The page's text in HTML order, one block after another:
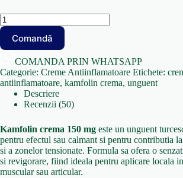
Cantitate
Pachet
x
Crema
Antiinflamatoare
Kamfolin
150mg/g+100
mg/g
Comandă
COMANDA PRIN WHATSAPP
Categorie: Creme Antiinflamatoare Etichete:
antiinflamatoare, kamfolin crema, unguent
Descriere
Recenzii (50)
Kamfolin crema 150 mg este un unguent
pentru efectul sau calmant si pentru contributia
si a zonelor tensionate. Formula sa ofera o
si revigorare, fiind ideala pentru aplicare locala
muscular sau articular.